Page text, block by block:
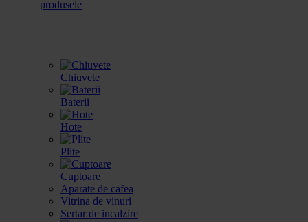
produsele
Chiuvete
Baterii
Hote
Plite
Cuptoare
Aparate de cafea
Vitrina de vinuri
Sertar de incalzire